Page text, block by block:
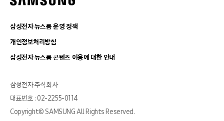
삼성전자 뉴스룸 운영 정책
개인정보처리방침
삼성전자 뉴스룸 콘텐츠 이용에 대한 안내
삼성전자 주식회사
대표번호 : 02-2255-0114
Copyright© SAMSUNG All Rights Reserved.